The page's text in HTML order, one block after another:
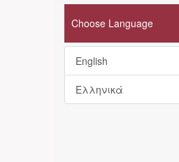
Choose Language
English
Ελληνικά